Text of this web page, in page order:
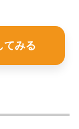
てみる